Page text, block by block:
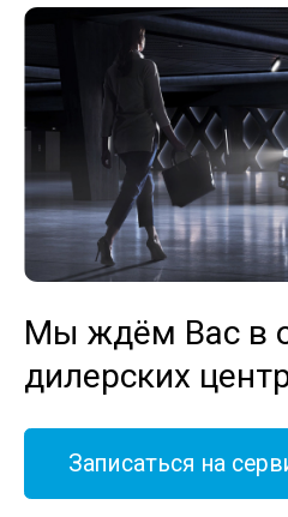
Мы ждём Вас в
дилерских
Записаться на